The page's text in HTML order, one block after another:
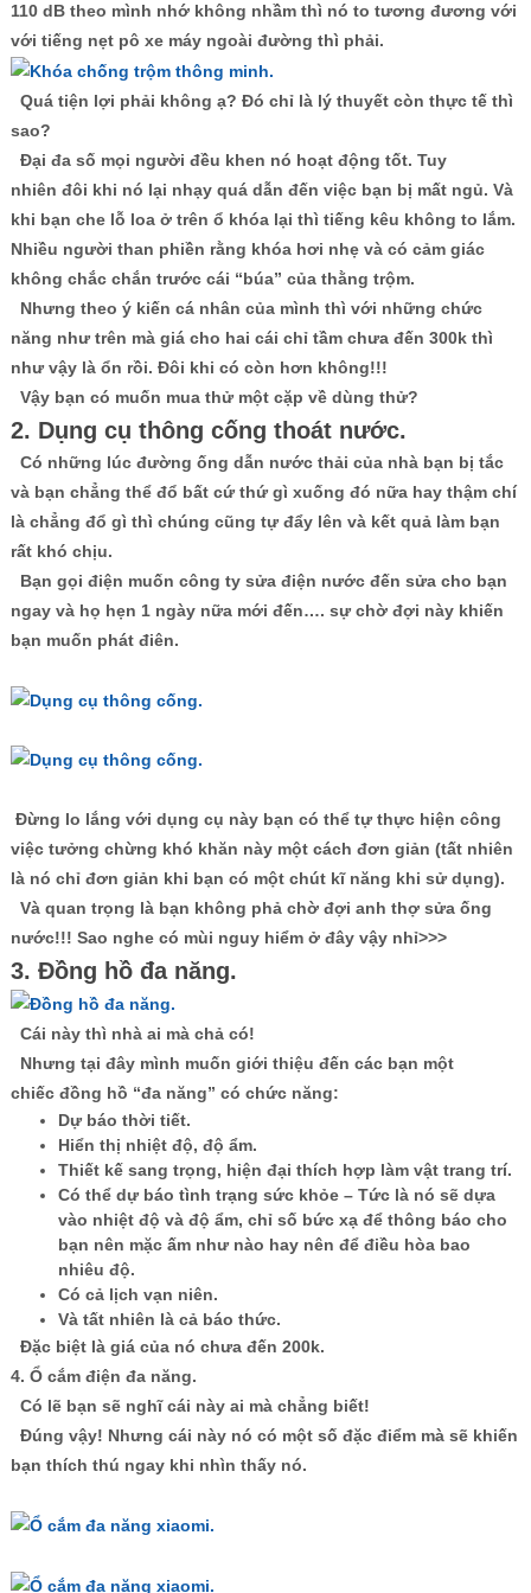
110 dB theo mình nhớ không nhầm thì nó to tương đương với
với tiếng nẹt pô xe máy ngoài đường thì phải.
Quá tiện lợi phải không ạ? Đó chỉ là lý thuyết còn thực tế thì
sao?
Đại đa số mọi người đều khen nó hoạt động tốt. Tuy
nhiên đôi khi nó lại nhạy quá dẫn đến việc bạn bị mất ngủ. Và
khi bạn che lỗ loa ở trên ổ khóa lại thì tiếng kêu không to lắm.
Nhiều người than phiền rằng khóa hơi nhẹ và có cảm giác
không chắc chắn trước cái “búa” của thằng trộm.
Nhưng theo ý kiến cá nhân của mình thì với những chức
năng như trên mà giá cho hai cái chỉ tầm chưa đến 300k thì
như vậy là ổn rồi. Đôi khi có còn hơn không!!!
Vậy bạn có muốn mua thử một cặp về dùng thử?
2. Dụng cụ thông cống thoát nước.
Có những lúc đường ống dẫn nước thải của nhà bạn bị tắc
và bạn chẳng thể đổ bất cứ thứ gì xuống đó nữa hay thậm chí
là chẳng đổ gì thì chúng cũng tự đẩy lên và kết quả làm bạn
rất khó chịu.
Bạn gọi điện muốn công ty sửa điện nước đến sửa cho bạn
ngay và họ hẹn 1 ngày nữa mới đến…. sự chờ đợi này khiến
bạn muốn phát điên.
Đừng lo lắng với dụng cụ này bạn có thể tự thực hiện công
việc tưởng chừng khó khăn này một cách đơn giản (tất nhiên
là nó chỉ đơn giản khi bạn có một chút kĩ năng khi sử dụng).
Và quan trọng là bạn không phả chờ đợi anh thợ sửa ống
nước!!! Sao nghe có mùi nguy hiểm ở đây vậy nhỉ>>>
3. Đồng hồ đa năng.
Cái này thì nhà ai mà chả có!
Nhưng tại đây mình muốn giới thiệu đến các bạn một
chiếc đồng hồ “đa năng” có chức năng:
Dự báo thời tiết.
Hiển thị nhiệt độ, độ ẩm.
Thiết kế sang trọng, hiện đại thích hợp làm vật trang trí.
Có thể dự báo tình trạng sức khỏe – Tức là nó sẽ dựa
vào nhiệt độ và độ ẩm, chỉ số bức xạ để thông báo cho
bạn nên mặc ấm như nào hay nên để điều hòa bao
nhiêu độ.
Có cả lịch vạn niên.
Và tất nhiên là cả báo thức.
Đặc biệt là giá của nó chưa đến 200k.
4. Ổ cắm điện đa năng.
Có lẽ bạn sẽ nghĩ cái này ai mà chẳng biết!
Đúng vậy! Nhưng cái này nó có một số đặc điểm mà sẽ khiến
bạn thích thú ngay khi nhìn thấy nó.